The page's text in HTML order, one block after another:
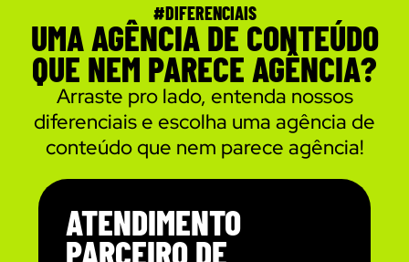
#DIFERENCIAIS
UMA AGÊNCIA DE CONTEÚDO
QUE NEM PARECE AGÊNCIA?
Arraste pro lado, entenda nossos
diferenciais e escolha uma agência de
conteúdo que nem parece agência!
ATENDIMENTO
PARCEIRO DE